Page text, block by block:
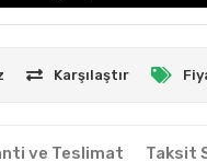
Karşılaştır
ve Teslimat Taksit